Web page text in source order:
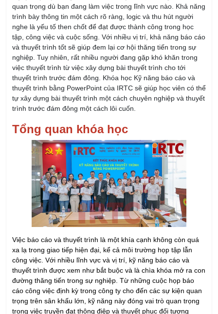
nghe là yếu tố then chốt để đạt được thành công trong học
tập, công việc và cuộc sống. Với nhiều vị trí, khả năng báo cáo
và thuyết trình tốt sẽ giúp đem lại cơ hội thăng tiến trong sự
nghiệp. Tuy nhiên, rất nhiều người đang gặp khó khăn trong
việc thuyết trình từ việc xây dựng bài thuyết trình cho tới
thuyết trình trước đám đông. Khóa học Kỹ năng báo cáo và
thuyết trình bằng PowerPoint của IRTC sẽ giúp học viên có thể
tự xây dựng bài thuyết trình một cách chuyên nghiệp và thuyết
trình trước đám đông một cách lôi cuốn.
Tổng quan khóa học
Việc báo cáo và thuyết trình là một khía cạnh không còn quá
xa lạ trong giao tiếp hiện đại, kể cả môi trường họp tập lẫn
công việc. Với nhiều lĩnh vực và vị trí, kỹ năng báo cáo và
thuyết trình được xem như bắt buộc và là chìa khóa mở ra con
đường thăng tiến trong sự nghiệp. Từ những cuộc họp báo
cáo công việc định kỳ trong công ty cho đến các sự kiện quan
trọng trên sân khấu lớn, kỹ năng này đóng vai trò quan trọng
trong việc truyền đạt thông điệp và thuyết phục đối tượng
nghe.